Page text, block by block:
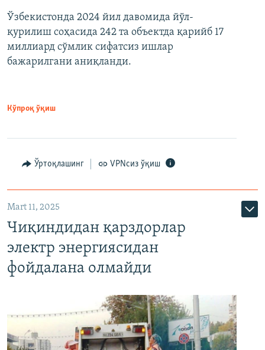
Ўзбекистонда 2024 йил давомида йўл-
қурилиш соҳасида 242 та объектда қарийб 17
миллиард сўмлик сифатсиз ишлар
бажарилгани аниқланди.
Кўпроқ ўқиш
Ўртоқлашинг VPNсиз ўқиш
Mart 11, 2025
Чиқиндидан қарздорлар
электр энергиясидан
фойдалана олмайди